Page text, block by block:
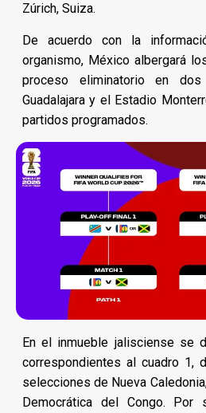
Zúrich, Suiza.
De acuerdo con la
organismo, México albergará
proceso eliminatorio en
Guadalajara y el Estadio
partidos programados.
En el inmueble jalisciense se
correspondientes al cuadro 1,
selecciones de Nueva
Democrática del Congo.